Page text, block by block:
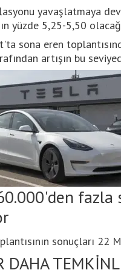
yavaşlatmaya
yüzde 5,25-5,50
sona eren
artışın bu
fazla
sonuçları 22
DAHA